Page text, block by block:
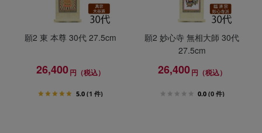
願2 東 本尊 30代 27.5cm
26,400円（税込）
5.0 (1 件)
願2 妙心寺 無相大師 30代
27.5cm
26,400円（税込）
0.0 (0 件)